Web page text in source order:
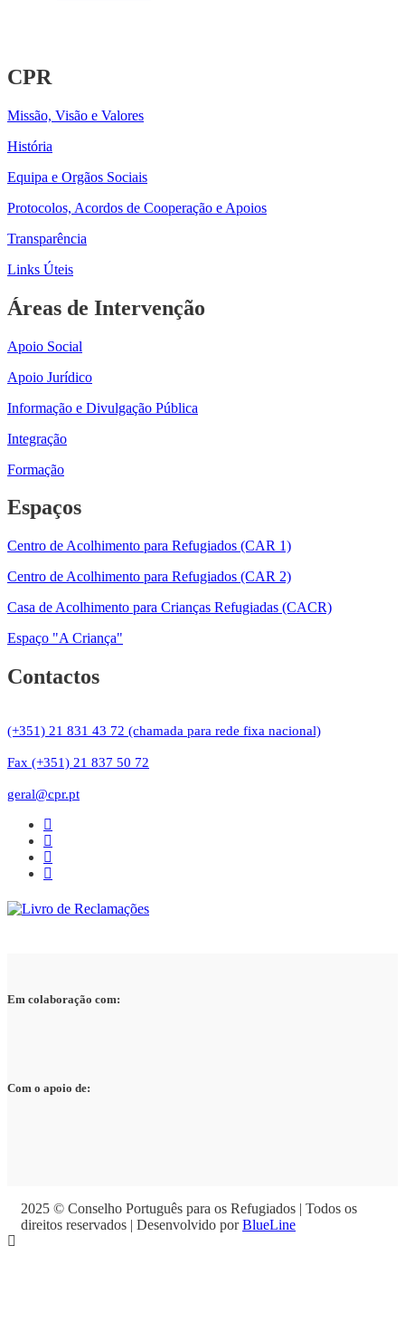
CPR
Missão, Visão e Valores
História
Equipa e Orgãos Sociais
Protocolos, Acordos de Cooperação e Apoios
Transparência
Links Úteis
Áreas de Intervenção
Apoio Social
Apoio Jurídico
Informação e Divulgação Pública
Integração
Formação
Espaços
Centro de Acolhimento para Refugiados (CAR 1)
Centro de Acolhimento para Refugiados (CAR 2)
Casa de Acolhimento para Crianças Refugiadas (CACR)
Espaço "A Criança"
Contactos
(+351) 21 831 43 72 (chamada para rede fixa nacional)
Fax (+351) 21 837 50 72
geral@cpr.pt
Em colaboração com:
Com o apoio de:
2025 © Conselho Português para os Refugiados | Todos os
direitos reservados | Desenvolvido porBlueLine